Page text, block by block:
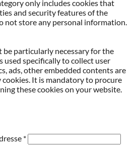
only includes cookies that
and security features of the
not store any personal information.
be particularly necessary for the
used specifically to collect user
ads, other embedded contents are
cookies. It is mandatory to procure
these cookies on your website.
*Påkrævet